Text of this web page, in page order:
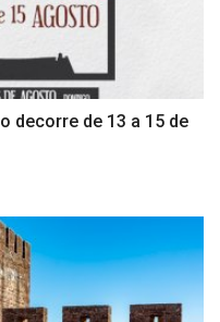
decorre de 13 a 15 de